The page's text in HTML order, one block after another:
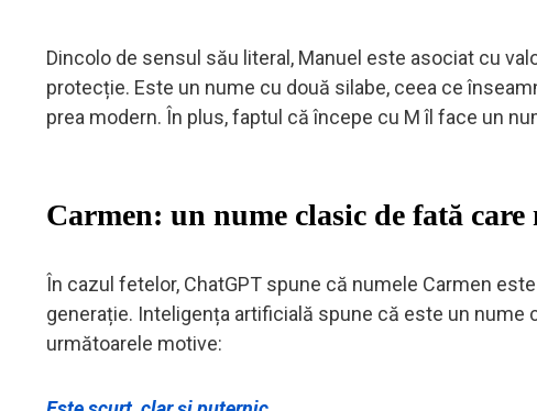
Dincolo de sensul său literal, Manuel este asociat cu
protecție. Este un nume cu două silabe, ceea ce
prea modern. În plus, faptul că începe cu M îl face un
Carmen: un nume clasic de fată care
În cazul fetelor, ChatGPT spune că numele Carmen
generație. Inteligența artificială spune că este un
următoarele motive: